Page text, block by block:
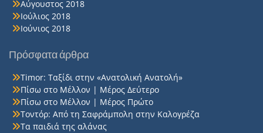
Αύγουστος 2018
Ιούλιος 2018
Ιούνιος 2018
Πρόσφατα άρθρα
Timor: Ταξίδι στην «Ανατολική Ανατολή»
Πίσω στο Μέλλον | Μέρος Δεύτερο
Πίσω στο Μέλλον | Μέρος Πρώτο
Τοντόρ: Από τη Σαφράμπολη στην Καλογρέζα
Τα παιδιά της αλάνας